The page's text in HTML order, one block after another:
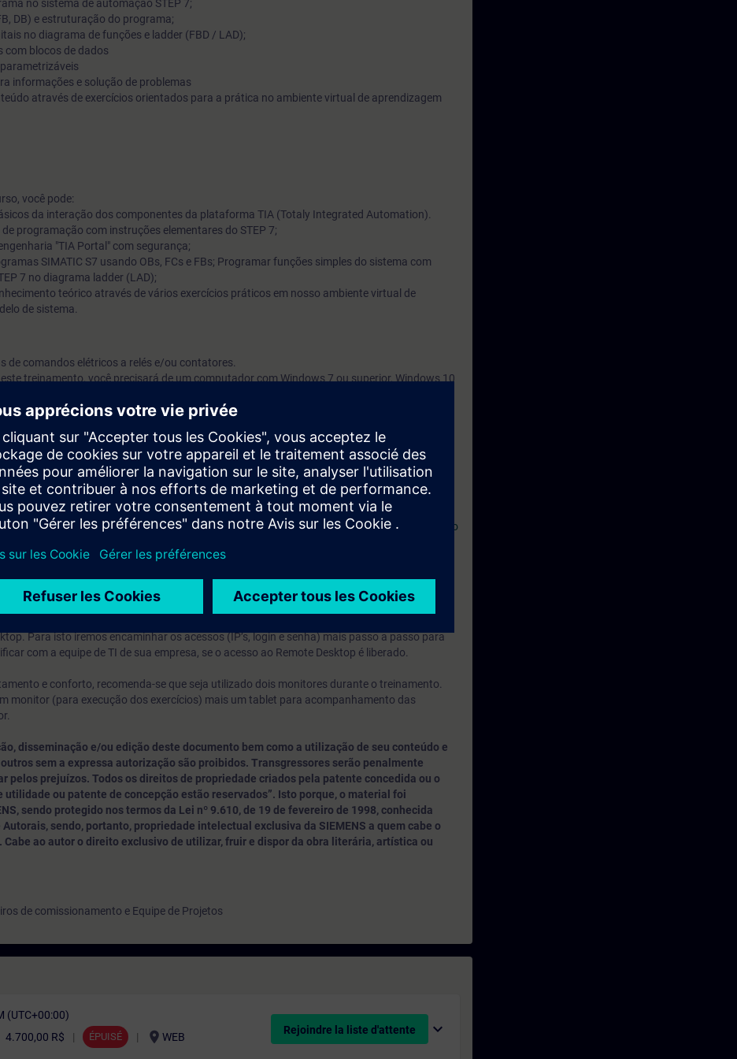
do treinamento de programação do SIMATIC TIA Portal, ensinamos como
usar o Software. Conhecimentos básicos da estrutura do sistema de
automação SIMATIC S7, configuração e parametrização do hardware e os
conceitos básicos da programação clássica de CLPs serão os temas de
no sistema de automação STEP 7;
DB) e estruturação do programa;
no diagrama de funções e ladder (FBD / LAD);
com blocos de dados
informações e solução de problemas
através de exercícios orientados para a prática no ambiente virtual de aprendizagem
você pode:
da interação dos componentes da plataforma TIA (Totaly Integrated Automation).
programação com instruções elementares do STEP 7;
"TIA Portal" com segurança;
SIMATIC S7 usando OBs, FCs e FBs; Programar funções simples do sistema com
7 no diagrama ladder (LAD);
teórico através de vários exercícios práticos em nosso ambiente virtual de
de sistema.
de comandos elétricos a relés e/ou contatores.
treinamento, você precisará de um computador com Windows 7 ou superior, Windows 10
Recomendamos uma taxa de transferência de dados de 15 Mbit / s.
para pessoas que utilizam sistemas baseados em S7-200, S7-300 ou S7-400. Este
para aqueles que utilizam principalmente sistemas baseados em S7-1500 e/ou S7-1200.
sobre os detalhes do S7-300 e do S7-400, consulte a secção intitulada
SIMATIC Clássico.
você recebe uma conta de teste gratuito para acessar a Plataforma de Aprendizagem
online sobreNoções Básicas de Automação (Currículo),TIA Portal – Programação
de 500 outros treinamentos.
dias antes do inicio do treinamento confirmado e termina automaticamente 14 dias após o
iremos fornecer uma máquina virtual com os Softwares instalados. A máquina virtual é
Para isto iremos encaminhar os acessos (IP’s, login e senha) mais passo a passo para
com a equipe de TI de sua empresa, se o acesso ao Remote Desktop é liberado.
e conforto, recomenda-se que seja utilizado dois monitores durante o treinamento.
monitor (para execução dos exercícios) mais um tablet para acompanhamento das
disseminação e/ou edição deste documento bem como a utilização de seu conteúdo e
sem a expressa autorização são proibidos. Transgressores serão penalmente
pelos prejuízos. Todos os direitos de propriedade criados pela patente concedida ou o
utilidade ou patente de concepção estão reservados”. Isto porque, o material foi
sendo protegido nos termos da Lei nº 9.610, de 19 de fevereiro de 1998, conhecida
sendo, portanto, propriedade intelectual exclusiva da SIEMENS a quem cabe o
Cabe ao autor o direito exclusivo de utilizar, fruir e dispor da obra literária, artística ou
de comissionamento e Equipe de Projetos
(UTC+00:00)
4.700,00 R$ ÉPUISÉ location_on WEB
Rejoindre la liste d'attente expand_more